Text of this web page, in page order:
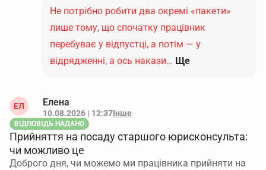
Не потрібно робити два окремі «пакети»
лише тому, що спочатку працівник
перебуває у відпустці, а потім — у
відрядженні, а ось накази… Ще
ЕЛ Елена
10.08.2026 | 12:37Інше
ВІДПОВІДЬ НАДАНО
Прийняття на посаду старшого юрисконсульта:
чи можливо це
Доброго дня, чи можемо ми працівника прийняти на